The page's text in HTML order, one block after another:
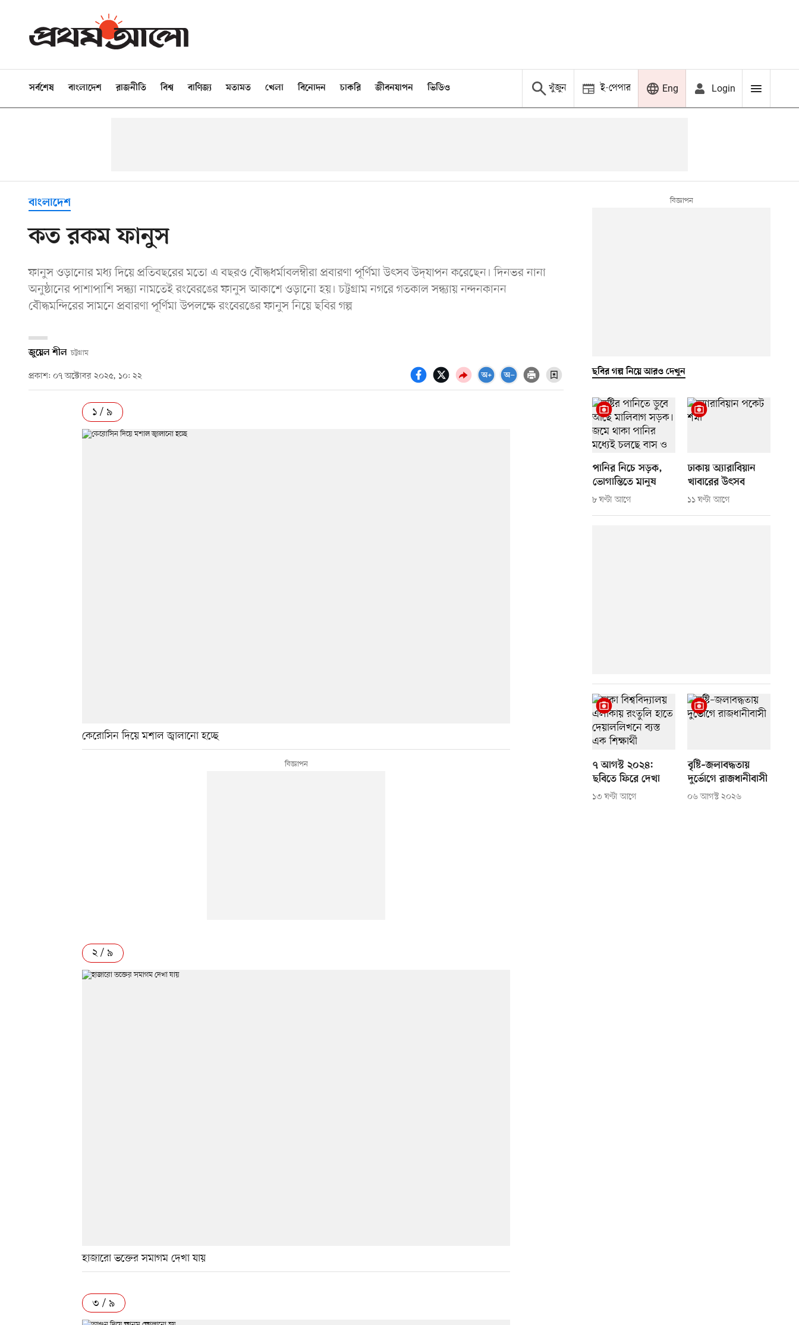
সর্বশেষ বাংলাদেশ রাজনীতি বিশ্ব বাণিজ্য মতামত খেলা বিনোদন চাকরি জীবনযাপন ভিডিও খুঁজুন ই-পেপার Eng Login
বাংলাদেশ
কত রকম ফানুস
ফানুস ওড়ানোর মধ্য দিয়ে প্রতিবছরের মতো এ বছরও বৌদ্ধধর্মাবলম্বীরা প্রবারণা পূর্ণিমা উৎসব উদ্‌যাপন করেছেন। দিনভর নানা
অনুষ্ঠানের পাশাপাশি সন্ধ্যা নামতেই রংবেরঙের ফানুস আকাশে ওড়ানো হয়। চট্টগ্রাম নগরে গতকাল সন্ধ্যায় নন্দনকানন
বৌদ্ধমন্দিরের সামনে প্রবারণা পূর্ণিমা উপলক্ষে রংবেরঙের ফানুস নিয়ে ছবির গল্প
জুয়েল শীল চট্টগ্রাম
প্রকাশ: ০৭ অক্টোবর ২০২৫, ১০: ২২
১ / ৯
কেরোসিন দিয়ে মশাল জ্বালানো হচ্ছে
২ / ৯
হাজারো ভক্তের সমাগম দেখা যায়
৩ / ৯
ছবির গল্প নিয়ে আরও দেখুন
পানির নিচে সড়ক,
ভোগান্তিতে মানুষ
৮ ঘণ্টা আগে
ঢাকায় অ্যারাবিয়ান
খাবারের উৎসব
১১ ঘণ্টা আগে
৭ আগস্ট ২০২৪:
ছবিতে ফিরে দেখা
১৩ ঘণ্টা আগে
বৃষ্টি–জলাবদ্ধতায়
দুর্ভোগে রাজধানীবাসী
০৬ আগস্ট ২০২৬